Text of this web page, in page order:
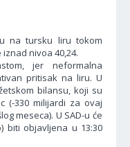
na tursku liru tokom
nivoa 40,24.
jer neformalna
pritisak na liru. U
bilansu, koji su
(-330 milijardi za ovaj
meseca). U SAD-u će
biti objavljena u 13:30